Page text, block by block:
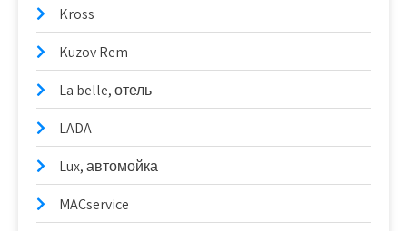
Kross
Kuzov Rem
La belle, отель
LADA
Lux, автомойка
MACservice